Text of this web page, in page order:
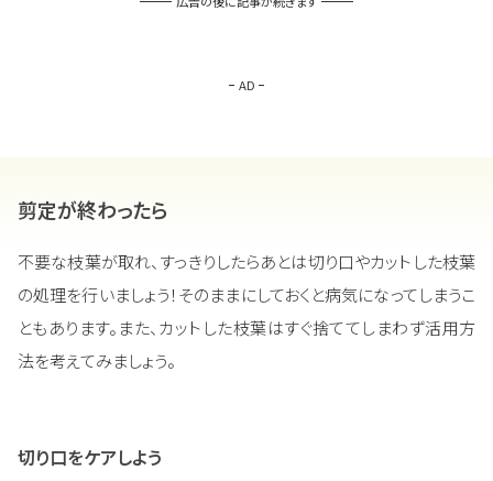
AD
剪定が終わったら
不要な枝葉が取れ、すっきりしたらあとは切り口やカットした枝葉
の処理を行いましょう！そのままにしておくと病気になってしまうこ
ともあります。また、カットした枝葉はすぐ捨ててしまわず活用方
法を考えてみましょう。
切り口をケアしよう